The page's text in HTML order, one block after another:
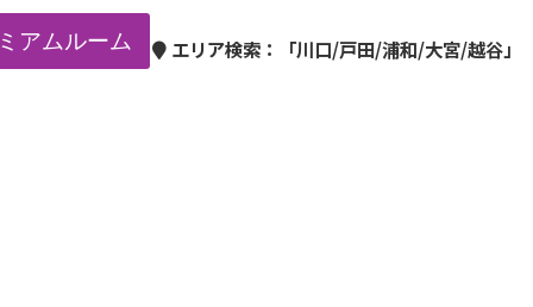
エリア検索： 「川口/戸田/浦和/大宮/越谷」
アムルーム